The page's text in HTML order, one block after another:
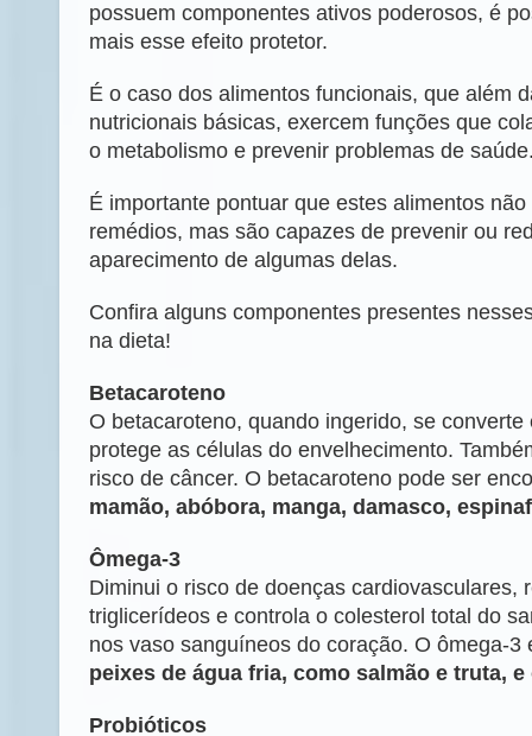
possuem componentes ativos poderosos, é
mais esse efeito protetor.
É o caso dos alimentos funcionais, que além
nutricionais básicas, exercem funções que
o metabolismo e prevenir problemas de
É importante pontuar que estes alimentos
remédios, mas são capazes de prevenir ou
aparecimento de algumas delas.
Confira alguns componentes presentes
na dieta!
Betacaroteno
O betacaroteno, quando ingerido, se converte
protege as células do envelhecimento.
risco de câncer. O betacaroteno pode ser
mamão, abóbora, manga, damasco,
Ômega-3
Diminui o risco de doenças cardiovasculares,
triglicerídeos e controla o colesterol total do
nos vaso sanguíneos do coração. O ômega-3
peixes de água fria, como salmão e truta,
Probióticos